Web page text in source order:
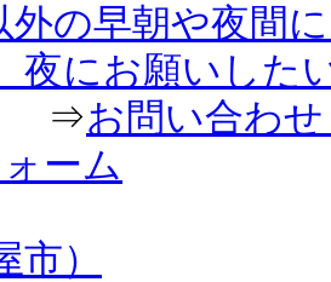
外の早朝や夜間
夜にお願いした
⇒お問い合わ